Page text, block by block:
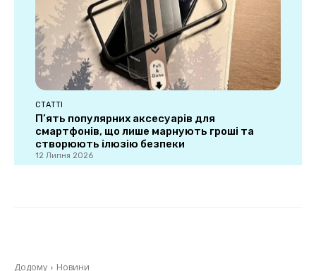
СТАТТІ
П’ять популярних аксесуарів для
смартфонів, що лише марнують гроші та
створюють ілюзію безпеки
12 Липня 2026